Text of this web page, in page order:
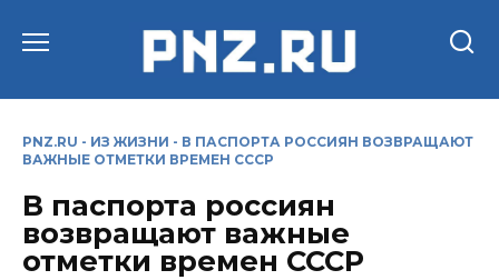
PNZ.RU - ИЗ ЖИЗНИ - В ПАСПОРТА РОССИЯН ВОЗВРАЩАЮТ
ВАЖНЫЕ ОТМЕТКИ ВРЕМЕН СССР
В паспорта россиян
возвращают важные
отметки времен СССР